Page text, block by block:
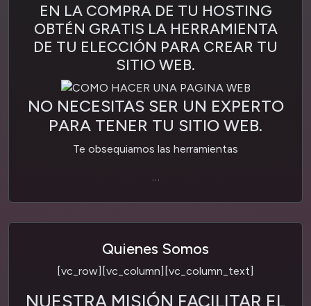
EN LA COMPRA DE TU HOSTING
OBTÉN GRATIS LA HERRAMIENTA
DE TU ELECCIÓN PARA CREAR TU
SITIO WEB.
NO NECESITAS SER UN EXPERTO
PARA TENER TU SITIO WEB.
Te obsequiamos las herramientas
…
Quienes Somos
[vc_row][vc_column][vc_column_text]
NUESTRA MISIÓN FACILITAR EL